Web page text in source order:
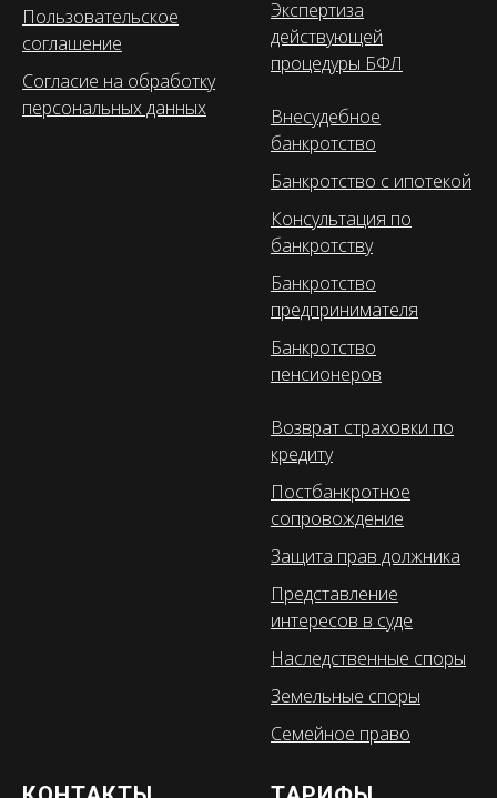
Пользовательское
соглашение
Согласие на обработку
персональных данных
Экспертиза
действующей
процедуры БФЛ
Внесудебное
банкротство
Банкротство с ипотекой
Консультация по
банкротству
Банкротство
предпринимателя
Банкротство
пенсионеров
Возврат страховки по
кредиту
Постбанкротное
сопровождение
Защита прав должника
Представление
интересов в суде
Наследственные споры
Земельные споры
Семейное право